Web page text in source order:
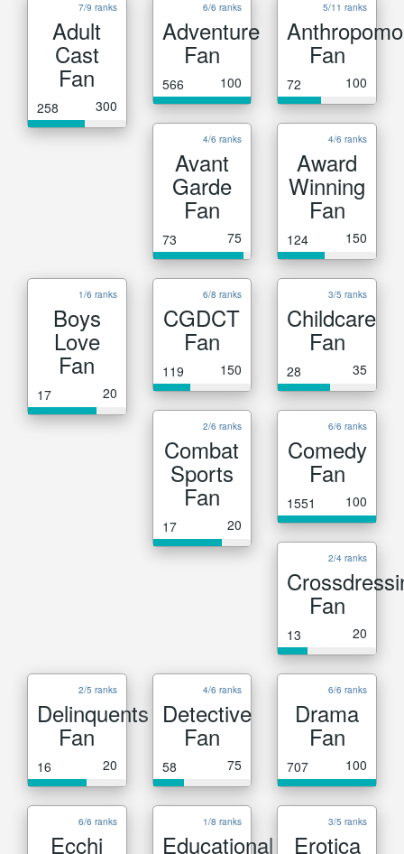
7/9 ranks
Adult
Cast
Fan
258 300
6/6 ranks
Adventure
Fan
566 100
5/11 ranks
Fan
72 100
4/6 ranks
Avant
Garde
Fan
73 75
4/6 ranks
Award
Winning
Fan
124 150
1/6 ranks
Boys
Love
Fan
17 20
6/8 ranks
CGDCT
Fan
119 150
3/5 ranks
Childcare
Fan
28 35
2/6 ranks
Combat
Sports
Fan
17 20
6/6 ranks
Comedy
Fan
1551 100
2/4 ranks
Fan
13 20
2/5 ranks
Delinquents
Fan
16 20
4/6 ranks
Detective
Fan
58 75
6/6 ranks
Drama
Fan
707 100
6/6 ranks
Ecchi
1/8 ranks
Educational
3/5 ranks
Erotica